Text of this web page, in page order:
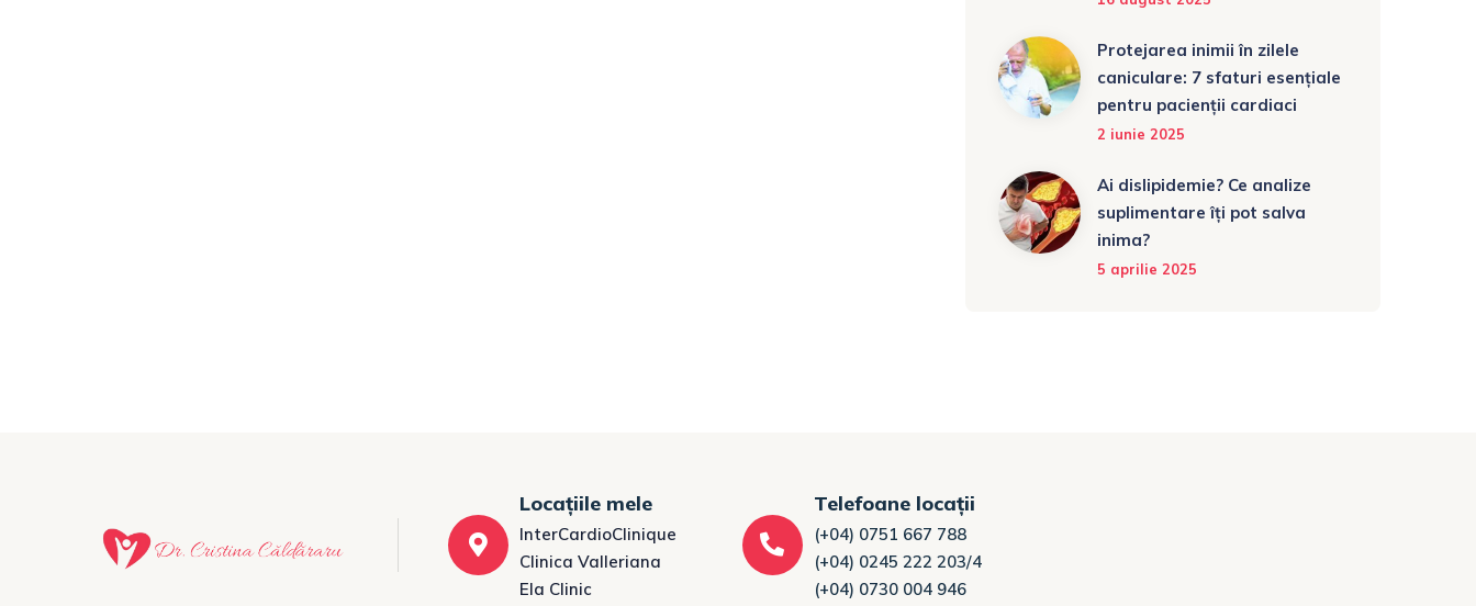
Protejarea inimii în zilele
caniculare: 7 sfaturi esențiale
pentru pacienții cardiaci
2 iunie 2025
Ai dislipidemie? Ce analize
suplimentare îți pot salva
inima?
5 aprilie 2025
Locațiile mele
InterCardioClinique
Clinica Valleriana
Ela Clinic
Telefoane locații
(+04) 0751 667 788
(+04) 0245 222 203/4
(+04) 0730 004 946